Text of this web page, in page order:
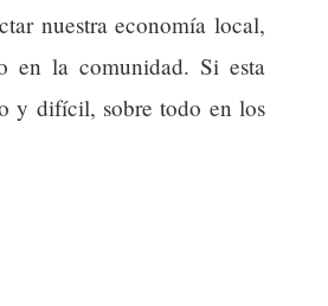
nuestra economía local,
en la comunidad. Si esta
y difícil, sobre todo en los